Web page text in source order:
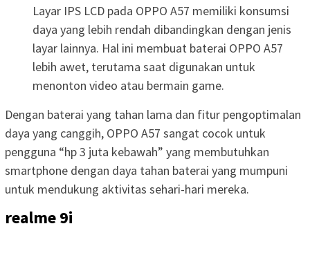
Layar IPS LCD pada OPPO A57 memiliki konsumsi
daya yang lebih rendah dibandingkan dengan jenis
layar lainnya. Hal ini membuat baterai OPPO A57
lebih awet, terutama saat digunakan untuk
menonton video atau bermain game.
Dengan baterai yang tahan lama dan fitur pengoptimalan
daya yang canggih, OPPO A57 sangat cocok untuk
pengguna “hp 3 juta kebawah” yang membutuhkan
smartphone dengan daya tahan baterai yang mumpuni
untuk mendukung aktivitas sehari-hari mereka.
realme 9i